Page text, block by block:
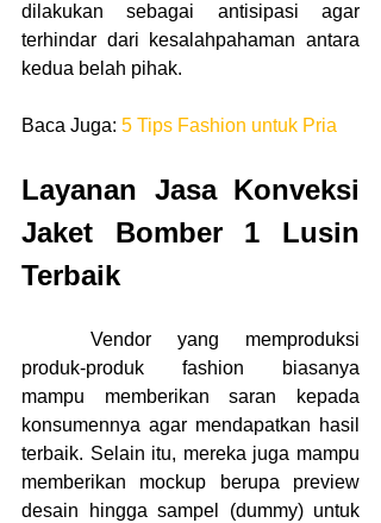
dilakukan sebagai antisipasi agar
terhindar dari kesalahpahaman antara
kedua belah pihak.
Baca Juga: 5 Tips Fashion untuk Pria
Layanan Jasa Konveksi
Jaket Bomber 1 Lusin
Terbaik
produk-produk fashion biasanya
mampu memberikan saran kepada
konsumennya agar mendapatkan hasil
terbaik. Selain itu, mereka juga mampu
memberikan mockup berupa preview
desain hingga sampel (dummy) untuk